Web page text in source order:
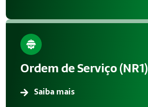
Ordem de Serviço (NR1)
Saiba mais